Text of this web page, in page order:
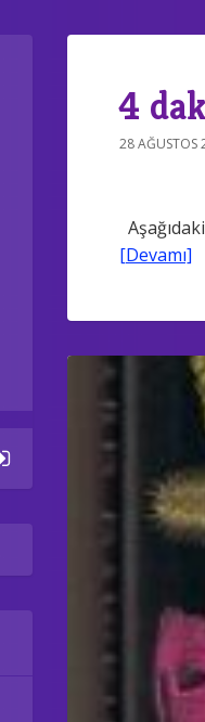
4
28 AĞUSTOS
[Devamı]